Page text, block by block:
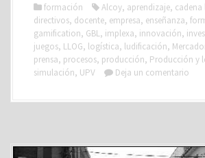
formación Alcoy, aprendizaje,
directivos, docente, empresa, enseñanza,
gamification, GBL, implexa, innovación,
juegos, LLOG, logística, ludificación,
prensa, procesos, producción, Producción y
simulación, UPV Deja un comentario